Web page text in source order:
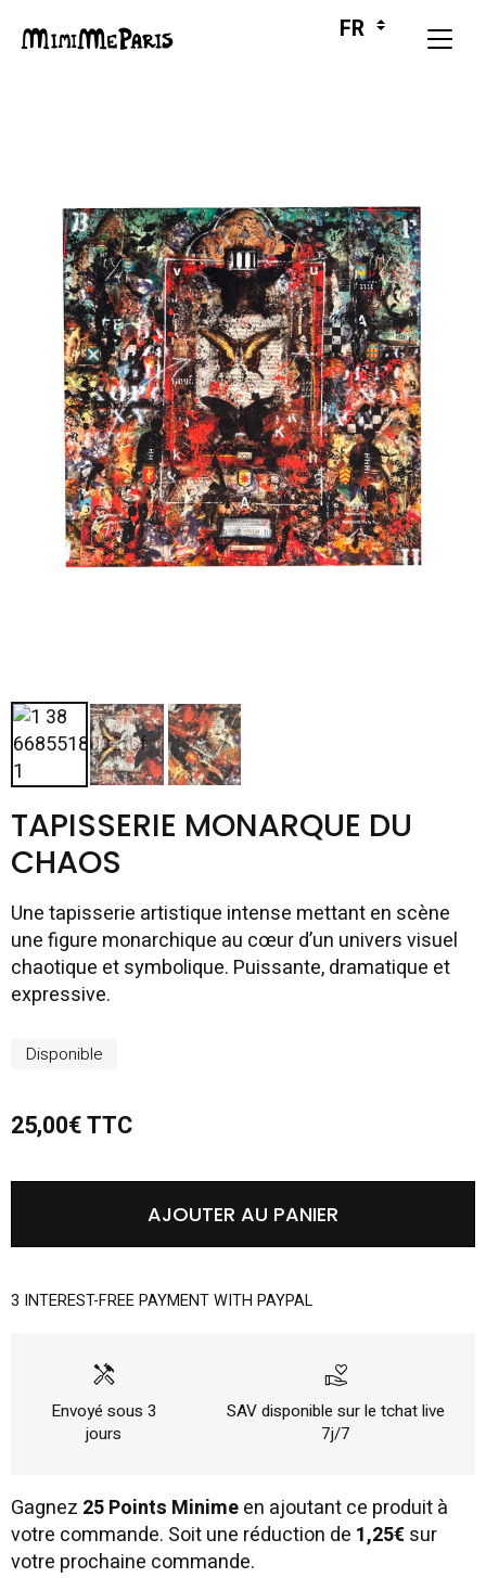
TAPISSERIE MONARQUE DU
CHAOS
Une tapisserie artistique intense mettant en scène
une figure monarchique au cœur d’un univers visuel
chaotique et symbolique. Puissante, dramatique et
expressive.
Disponible
25,00€ TTC
AJOUTER AU PANIER
3 INTEREST-FREE PAYMENT WITH PAYPAL
handyman
Envoyé sous 3
jours
volunteer_activism
SAV disponible sur le tchat live
7j/7
Gagnez 25 Points Minimeen ajoutant ce produit à
votre commande. Soit une réduction de 1,25€sur
votre prochaine commande.